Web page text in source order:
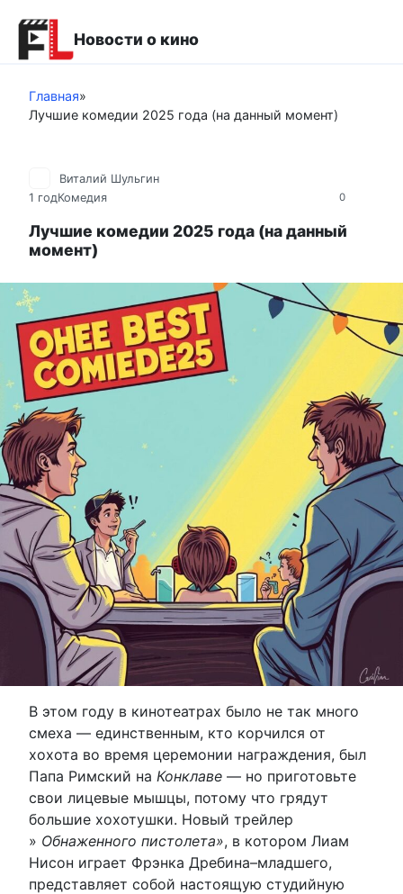
контенту
Новости о кино
Главная»
Лучшие комедии 2025 года (на данный момент)
0
Виталий Шульгин
1 годКомедия
Лучшие комедии 2025 года (на данный
момент)
В этом году в кинотеатрах было не так много
смеха — единственным, кто корчился от
хохота во время церемонии награждения, был
Папа Римский на Конклаве — но приготовьте
свои лицевые мышцы, потому что грядут
большие хохотушки. Новый трейлер
» Обнаженного пистолета», в котором Лиам
Нисон играет Фрэнка Дребина–младшего,
представляет собой настоящую студийную